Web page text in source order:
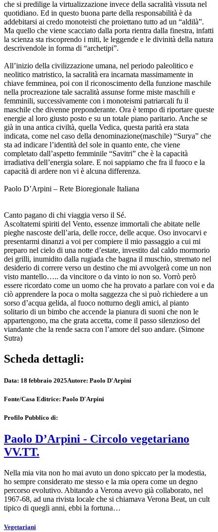
che si predilige la virtualizzazione invece della sacralità vissuta nel
quotidiano. Ed in questo buona parte della responsabilità è da
addebitarsi ai credo monoteisti che proiettano tutto ad un “aldilà”.
Ma quello che viene scacciato dalla porta rientra dalla finestra, infatti
la scienza sta riscoprendo i miti, le leggende e le divinità della natura
descrivendole in forma di “archetipi”.
All’inizio della civilizzazione umana, nel periodo paleolitico e
neolitico matristico, la sacralità era incarnata massimamente in
chiave femminea, poi con il riconoscimento della funzione maschile
nella procreazione tale sacralità assunse forme miste maschili e
femminili, successivamente con i monoteismi patriarcali fu il
maschile che divenne preponderante. Ora è tempo di riportare queste
energie al loro giusto posto e su un totale piano paritario. Anche se
già in una antica civiltà, quella Vedica, questa parità era stata
indicata, come nel caso della denominazione(maschile) “Surya” che
sta ad indicare l’identità del sole in quanto ente, che viene
completato dall’aspetto femminile “Savitri” che è la capacità
irradiativa dell’energia solare. E noi sappiamo che fra il fuoco e la
capacità di ardere non vi è alcuna differenza.
Paolo D’Arpini – Rete Bioregionale Italiana
Canto pagano di chi viaggia verso il Sé.
Ascoltatemi spiriti del Vento, essenze immortali che abitate nelle
pieghe nascoste dell’aria, delle rocce, delle acque. Oso invocarvi e
presentarmi dinanzi a voi per compiere il mio passaggio a cui mi
preparo nel cielo di una notte d’estate, investito dal caldo mormorio
dei grilli, inumidito dalla rugiada che bagna il muschio, stremato nel
desiderio di correre verso un destino che mi avvolgerà come un non
visto mantello….. da vincitore o da vinto io non so. Vorrò però
essere ricordato come un uomo che ha provato a parlare con voi e da
ciò apprendere la poca o molta saggezza che si può richiedere a un
sorso d’acqua gelida, al fuoco notturno degli amici, al pianto
solitario di un bimbo che accende la pianura di suoni che non le
appartengono, ma che grata accetta, come il passo silenzioso del
viandante che la rende sacra con l’amore del suo andare. (Simone
Sutra)
Scheda dettagli:
Data: 18 febbraio 2025Autore: Paolo D'Arpini
Fonte/Casa Editrice: Paolo D'Arpini
Profilo Pubblico di:
Paolo D’Arpini - Circolo vegetariano
VV.TT.
Nella mia vita non ho mai avuto un dono spiccato per la modestia,
ho sempre considerato me stesso e la mia opera come un degno
percorso evolutivo. Abitando a Verona avevo già collaborato, nel
1967-68, ad una rivista locale che si chiamava Verona Beat, un cult
tipico di quegli anni, ebbi la fortuna…
Vegetariani